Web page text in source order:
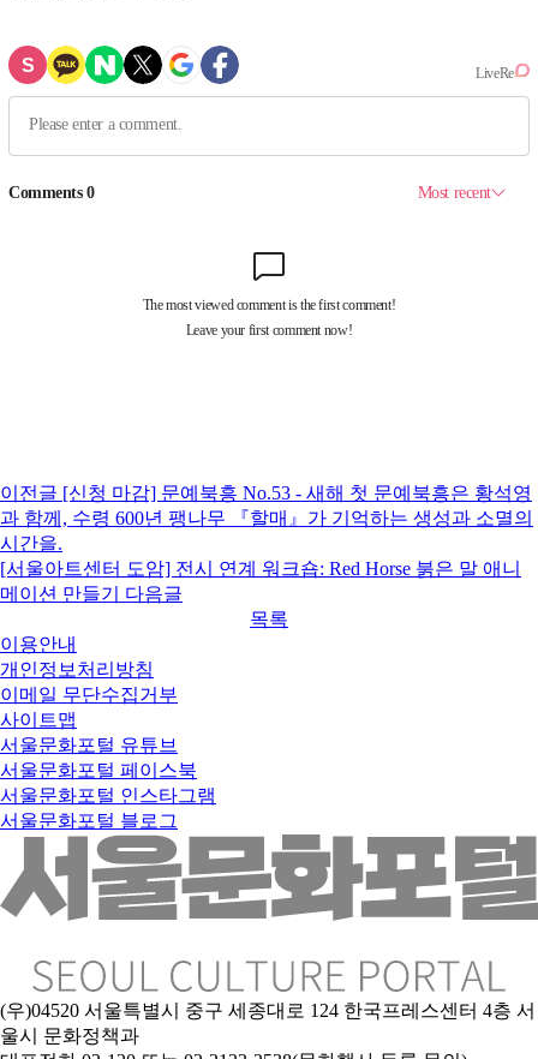
이전글 [신청 마감] 문예북흥 No.53 - 새해 첫 문예북흥은 황석영
과 함께, 수령 600년 팽나무 『할매』가 기억하는 생성과 소멸의
시간을.
[서울아트센터 도암] 전시 연계 워크숍: Red Horse 붉은 말 애니
메이션 만들기
다음글
목록
이용안내
개인정보처리방침
이메일 무단수집거부
사이트맵
서울문화포털 유튜브
서울문화포털 페이스북
서울문화포털 인스타그램
서울문화포털 블로그
(우)04520 서울특별시 중구 세종대로 124 한국프레스센터 4층 서
울시 문화정책과